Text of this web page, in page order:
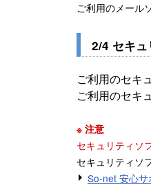
ご利用のメール
2/4 セキュ
ご利用のセキ
ご利用のセキ
※ 注意
セキュリティソ
セキュリティソ
So-net 安心サ